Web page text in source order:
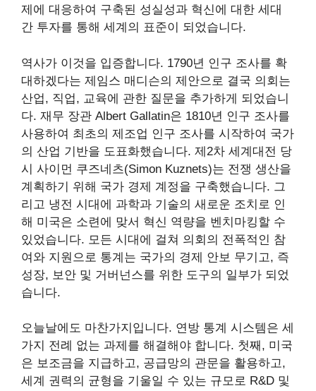
제에 대응하여 구축된 성실성과 혁신에 대한 세대
간 투자를 통해 세계의 표준이 되었습니다.
역사가 이것을 입증합니다. 1790년 인구 조사를 확
대하겠다는 제임스 매디슨의 제안으로 결국 의회는
산업, 직업, 교육에 관한 질문을 추가하게 되었습니
다. 재무 장관 Albert Gallatin은 1810년 인구 조사를
사용하여 최초의 제조업 인구 조사를 시작하여 국가
의 산업 기반을 도표화했습니다. 제2차 세계대전 당
시 사이먼 쿠즈네츠(Simon Kuznets)는 전쟁 생산을
계획하기 위해 국가 경제 계정을 구축했습니다. 그
리고 냉전 시대에 과학과 기술의 새로운 조치로 인
해 미국은 소련에 맞서 혁신 역량을 벤치마킹할 수
있었습니다. 모든 시대에 걸쳐 의회의 전폭적인 참
여와 지원으로 통계는 국가의 경제 안보 무기고, 즉
성장, 보안 및 거버넌스를 위한 도구의 일부가 되었
습니다.
오늘날에도 마찬가지입니다. 연방 통계 시스템은 세
가지 전례 없는 과제를 해결해야 합니다. 첫째, 미국
은 보조금을 지급하고, 공급망의 관문을 활용하고,
세계 권력의 균형을 기울일 수 있는 규모로 R&D 및